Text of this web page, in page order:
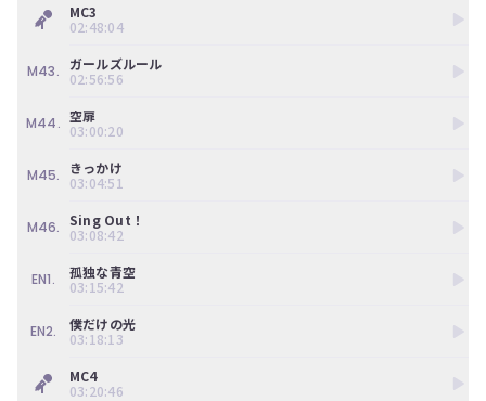
MC3
02:48:04
M43.
ガールズルール
02:56:56
M44. 空扉
03:00:20
M45.
きっかけ
03:04:51
M46.
Sing Out！
03:08:42
EN1.
孤独な青空
03:15:42
EN2.
僕だけの光
03:18:13
MC4
03:20:46